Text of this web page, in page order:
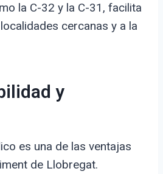
la C-32 y la C-31, facilita
cercanas y a la
y
es una de las ventajas
de Llobregat.